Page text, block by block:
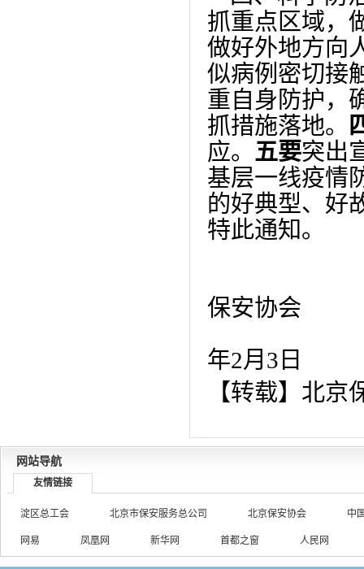
抓重点区域，
做好外地方向
似病例密切接
重自身防护，
抓措施落地。
应。 五要突出
基层一线疫情
的好典型、好
特此通知。
保安协会
年2月3日
【转载】北京
网站导航
友情链接
淀区总工会 北京市保安服务总公司 北京保安协会 中
网易 凤凰网 新华网 首都之窗 人民网